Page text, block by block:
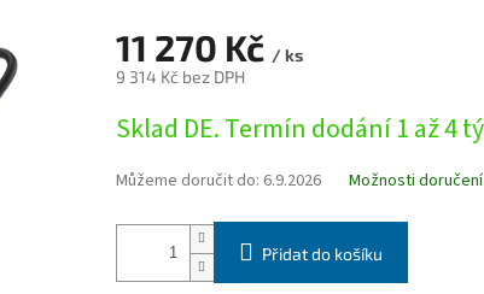
11 270 Kč / ks
9 314 Kč bez DPH
cena:
Sklad DE. Termín dodání 1 až 4
Můžeme doručit do: 6.9.2026 Možnosti doručení
Přidat do košíku